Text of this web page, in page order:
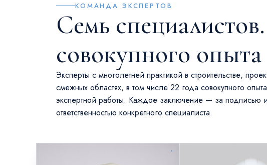
КОМАНДА ЭКСПЕРТОВ
Семь специалистов.
совокупного опыта
Эксперты с многолетней практикой в строительстве,
смежных областях, в том числе 22 года совокупного
экспертной работы. Каждое заключение — за подписью
ответственностью конкретного специалиста.